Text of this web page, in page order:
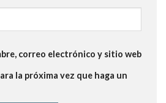
correo electrónico y sitio web
la próxima vez que haga un